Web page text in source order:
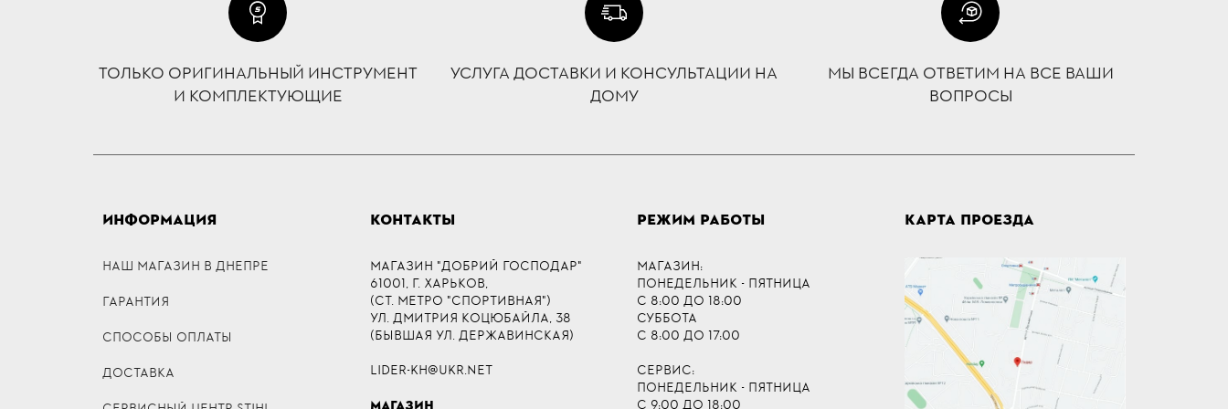
ТОЛЬКО ОРИГИНАЛЬНЫЙ ИНСТРУМЕНТ
И КОМПЛЕКТУЮЩИЕ
УСЛУГА ДОСТАВКИ И КОНСУЛЬТАЦИИ НА
ДОМУ
МЫ ВСЕГДА ОТВЕТИМ НА ВСЕ ВАШИ
ВОПРОСЫ
ИНФОРМАЦИЯ
НАШ МАГАЗИН В ДНЕПРЕ
ГАРАНТИЯ
СПОСОБЫ ОПЛАТЫ
ДОСТАВКА
КОНТАКТЫ
МАГАЗИН "ДОБРИЙ ГОСПОДАР"
61001, Г. ХАРЬКОВ,
(СТ. МЕТРО "СПОРТИВНАЯ")
УЛ. ДМИТРИЯ КОЦЮБАЙЛА, 38
(БЫВШАЯ УЛ. ДЕРЖАВИНСКАЯ)
LIDER-KH@UKR.NET
МАГАЗИН
РЕЖИМ РАБОТЫ
МАГАЗИН:
ПОНЕДЕЛЬНИК - ПЯТНИЦА
С 8:00 ДО 18:00
СУББОТА
С 8:00 ДО 17:00
СЕРВИС:
ПОНЕДЕЛЬНИК - ПЯТНИЦА
С 9:00 ДО 18:00
КАРТА ПРОЕЗДА